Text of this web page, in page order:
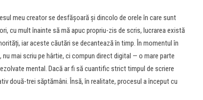
meu creator se desfășoară și dincolo de orele în care sunt
cu mult înainte să mă apuc propriu-zis de scris, lucrarea există
iar aceste căutări se decantează în timp. În momentul în
mai scriu pe hârtie, ci compun direct digital — o mare parte
mental. Dacă ar fi să cuantific strict timpul de scriere
două-trei săptămâni. Însă, în realitate, procesul a început cu